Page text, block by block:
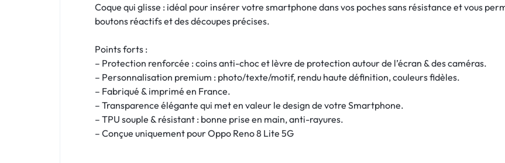
Coque qui glisse : idéal pour insérer votre smartphone dans vos poches sans résistance et vous
boutons réactifs et des découpes précises.
Points forts :
– Protection renforcée : coins anti-choc et lèvre de protection autour de l’écran & des caméras.
– Personnalisation premium : photo/texte/motif, rendu haute définition, couleurs fidèles.
– Fabriqué & imprimé en France.
– Transparence élégante qui met en valeur le design de votre Smartphone.
– TPU souple & résistant : bonne prise en main, anti-rayures.
– Conçue uniquement pour Oppo Reno 8 Lite 5G